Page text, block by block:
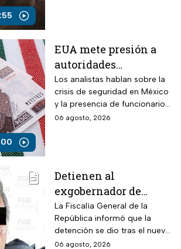
EUA mete presión a
autoridades
mexicanas para
combatir al
narcotráfico y detener
a funcionarios
Los analistas hablan sobre la
crisis de seguridad en México
y la presencia de funcionarios
corruptos en el narcotráfico
06 agosto, 2026
Detienen al
exgobernador de
Guerrero, Ángel
Aguirre, por el Caso
Ayotzinapa
La Fiscalía General de la
República informó que la
detención se dio tras el nuevo
modelo de investigación
06 agosto, 2026